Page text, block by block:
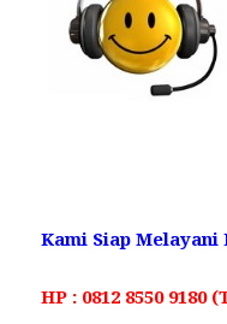
Kami Siap
HP : 0812 8550 9180